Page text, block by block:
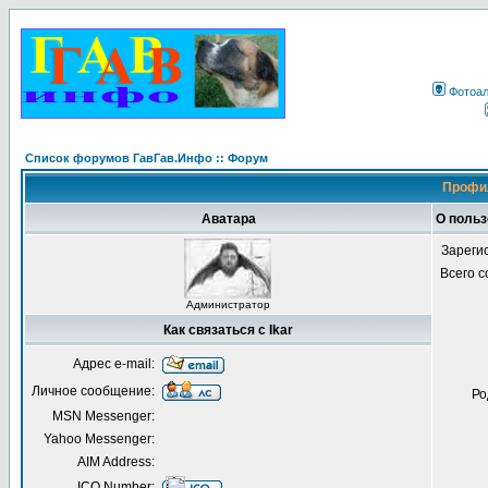
Список форумов ГавГав.Инфо :: Форум
Аватара О
Администратор
Всего
Как связаться с Ikar
Адрес e-mail:
Личное сообщение:
MSN Messenger:
Yahoo Messenger:
AIM Address: